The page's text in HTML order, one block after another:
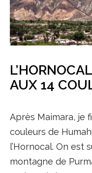
AUX 14
Après Maimara, je
couleurs de
l’Hornocal. On est
montagne de